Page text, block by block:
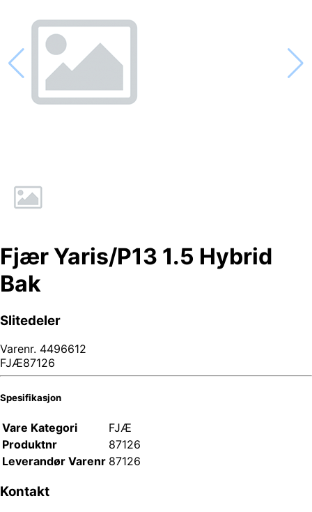
Fjær Yaris/P13 1.5 Hybrid
Bak
Slitedeler
Varenr. 4496612
FJÆ87126
Spesifikasjon
Vare Kategori
FJÆ
Produktnr
87126
Leverandør Varenr 87126
Kontakt